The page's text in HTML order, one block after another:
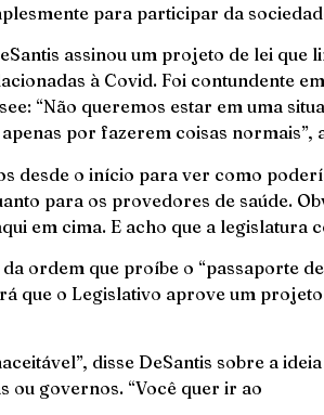
para participar da
assinou um projeto de lei que
à Covid. Foi contundente
“Não queremos estar em uma
por fazerem coisas normais”,
desde o início para ver como
para os provedores de saúde.
em cima. E acho que a legislatura
ordem que proíbe o “passaporte
que o Legislativo aprove um
disse DeSantis sobre a
ou governos. “Você quer ir ao